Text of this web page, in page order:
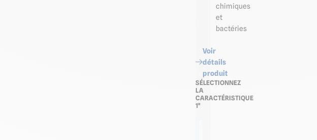
chimiques
et
bactéries
Voir
détails
produit
SÉLECTIONNEZ
LA
CARACTÉRISTIQUE
1*